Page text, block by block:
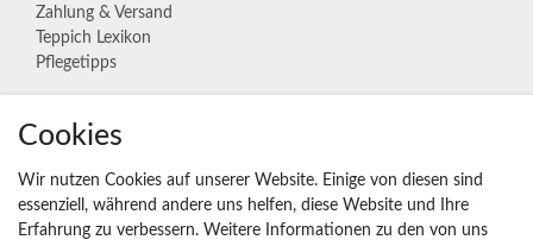
Zahlung & Versand
Teppich Lexikon
Pflegetipps
Unternehmen
Widerrufs­recht
Vertrag widerrufen
Impressum
Cookies
Wir nutzen Cookies auf unserer Website. Einige von diesen sind
essenziell, während andere uns helfen, diese Website und Ihre
Erfahrung zu verbessern. Weitere Informationen zu den von uns